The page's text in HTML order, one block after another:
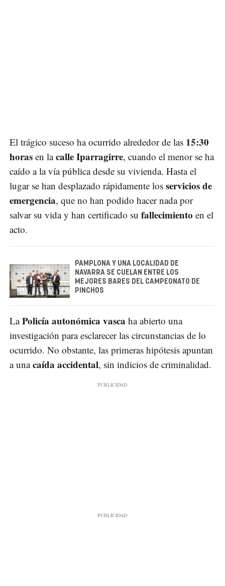
El trágico suceso ha ocurrido alrededor de las 15:30
horas en lacalle Iparragirre, cuando el menor se ha
caído a la vía pública desde su vivienda. Hasta el
lugar se han desplazado rápidamente los servicios de
emergencia, que no han podido hacer nada por
salvar su vida y han certificado su fallecimiento en el
acto.
PAMPLONA Y UNA LOCALIDAD DE
NAVARRA SE CUELAN ENTRE LOS
MEJORES BARES DEL CAMPEONATO DE
PINCHOS
LaPolicía autonómica vasca ha abierto una
investigación para esclarecer las circunstancias de lo
ocurrido. No obstante, las primeras hipótesis apuntan
a unacaída accidental, sin indicios de criminalidad.